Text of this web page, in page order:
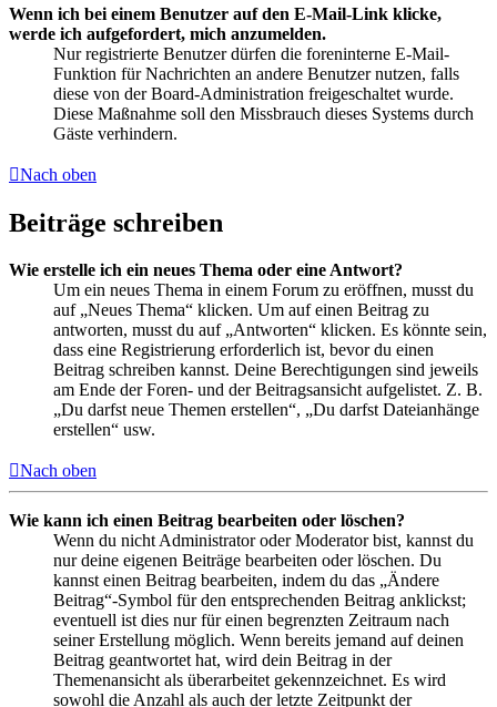
Wenn ich bei einem Benutzer auf den E-Mail-Link klicke,
werde ich aufgefordert, mich anzumelden.
Nur registrierte Benutzer dürfen die foreninterne E-Mail-
Funktion für Nachrichten an andere Benutzer nutzen, falls
diese von der Board-Administration freigeschaltet wurde.
Diese Maßnahme soll den Missbrauch dieses Systems durch
Gäste verhindern.
Nach oben
Beiträge schreiben
Wie erstelle ich ein neues Thema oder eine Antwort?
Um ein neues Thema in einem Forum zu eröffnen, musst du
auf „Neues Thema“ klicken. Um auf einen Beitrag zu
antworten, musst du auf „Antworten“ klicken. Es könnte sein,
dass eine Registrierung erforderlich ist, bevor du einen
Beitrag schreiben kannst. Deine Berechtigungen sind jeweils
am Ende der Foren- und der Beitragsansicht aufgelistet. Z. B.
„Du darfst neue Themen erstellen“, „Du darfst Dateianhänge
erstellen“ usw.
Nach oben
Wie kann ich einen Beitrag bearbeiten oder löschen?
Wenn du nicht Administrator oder Moderator bist, kannst du
nur deine eigenen Beiträge bearbeiten oder löschen. Du
kannst einen Beitrag bearbeiten, indem du das „Ändere
Beitrag“-Symbol für den entsprechenden Beitrag anklickst;
eventuell ist dies nur für einen begrenzten Zeitraum nach
seiner Erstellung möglich. Wenn bereits jemand auf deinen
Beitrag geantwortet hat, wird dein Beitrag in der
Themenansicht als überarbeitet gekennzeichnet. Es wird
sowohl die Anzahl als auch der letzte Zeitpunkt der